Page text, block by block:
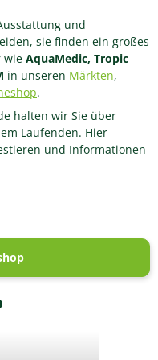
und
sie finden ein großes
wie AquaMedic, Tropic
in unseren Märkten,
.
halten wir Sie über
Laufenden. Hier
und Informationen